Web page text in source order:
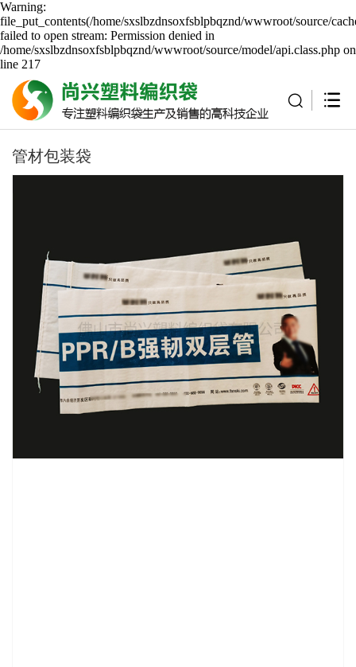
Warning:
file_put_contents(/home/sxslbzdnsoxfsblpbqznd/wwwroot/source/
failed to open stream: Permission denied in
/home/sxslbzdnsoxfsblpbqznd/wwwroot/source/model/api.class.php on
line 217
管材包装袋